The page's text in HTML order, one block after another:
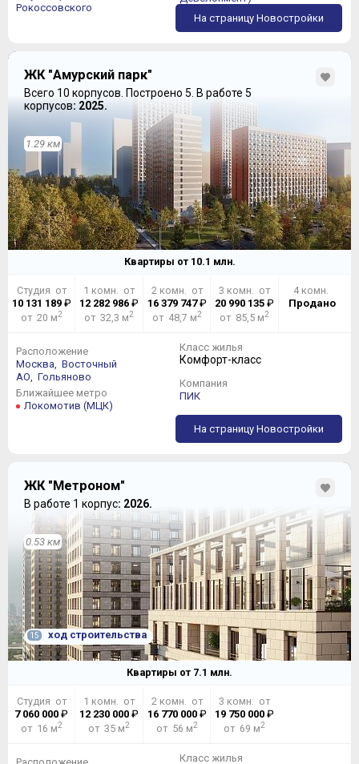
Рокоссовского
На страницу Новостройки
ЖК "Амурский парк"
Всего 10 корпусов. Построено 5. В работе 5
корпусов: 2025.
1.29 км
Квартиры от 10.1 млн.
Студия от
10 131 189₽
от 20 м2
1 комн. от
12 282 986 ₽
от 32,3 м2
2 комн. от
16 379 747₽
от 48,7 м2
3 комн. от
20 990 135 ₽
от 85,5 м2
4 комн.
Продано
Расположение
Москва,
Восточный
АО,
Гольяново
Ближайшее метро
Локомотив (МЦК)
Класс жилья
Комфорт-класс
Компания
ПИК
На страницу Новостройки
ЖК "Метроном"
В работе 1 корпус: 2026.
0.53 км
15 ход строительства
Квартиры от 7.1 млн.
Студия от
7 060 000 ₽
от 16 м2
1 комн. от
12 230 000 ₽
от 35 м2
2 комн. от
16 770 000₽
от 56 м2
3 комн. от
19 750 000 ₽
от 69 м2
Класс жилья